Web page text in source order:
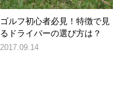
ゴルフ初心者必見！特徴で見
るドライバーの選び方は？
2017.09.14